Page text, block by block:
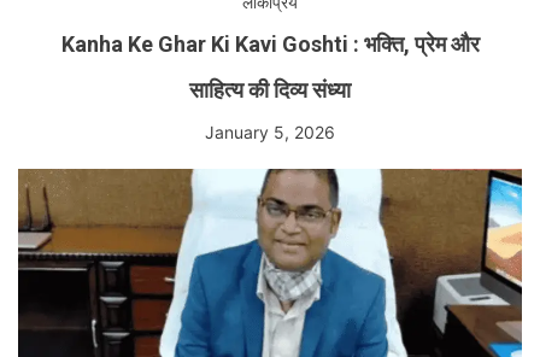
Kanha Ke Ghar Ki Kavi Goshti : भक्ति, प्रेम और
साहित्य की दिव्य संध्या
January 5, 2026